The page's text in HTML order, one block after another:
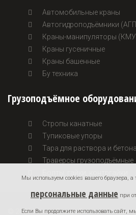
Автомобильные краны
Автогидроподъёмники
Краны-манипуляторы
Краны гусеничные
Краны башенные
Бу техника
Грузоподъёмное
Стропы канатные
Тупиковые упоры
Тара для раствора и бетона
Траверсы грузоподъёмные
© 2026 KontexGroup. Все права
Мы используем cookies вашего браузера,
персональные данные при
Если Вы продолжите использовать сайт,